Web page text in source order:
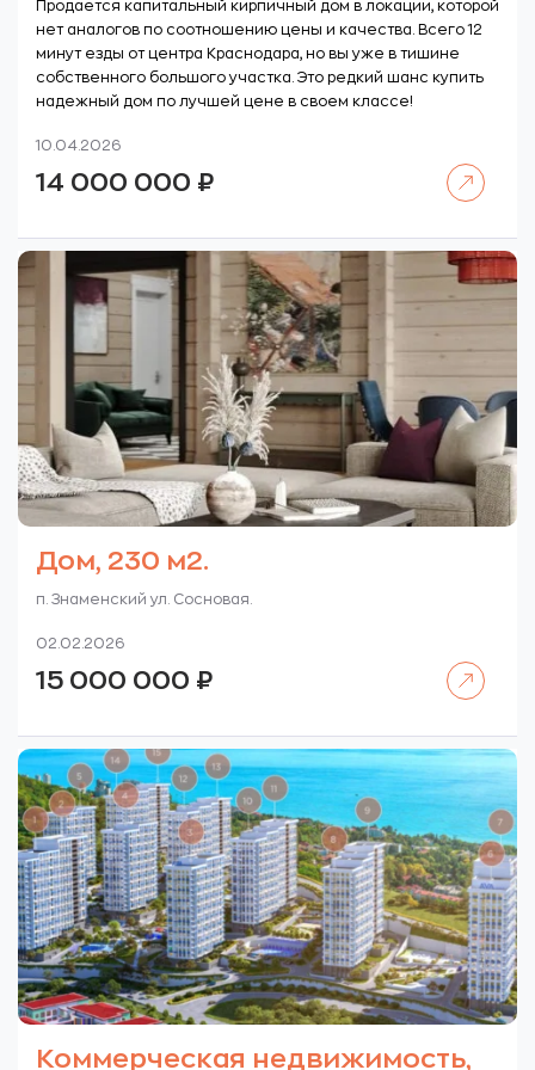
Продается капитальный кирпичный дом в локации, которой
нет аналогов по соотношению цены и качества. Всего 12
минут езды от центра Краснодара, но вы уже в тишине
собственного большого участка. Это редкий шанс купить
надежный дом по лучшей цене в своем классе!
10.04.2026
14 000 000 ₽
Дом, 230 м2.
п. Знаменский ул. Сосновая.
02.02.2026
15 000 000 ₽
Коммерческая недвижимость,